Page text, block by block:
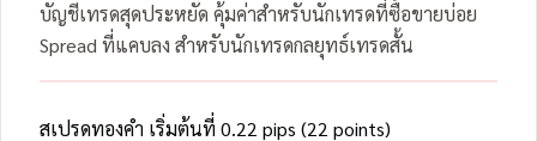
บัญชีเทรดสุดประหยัด คุ้มค่าสำหรับนักเทรดที่ซื้อขายบ่อย
Spread ที่แคบลง สำหรับนักเทรดกลยุทธ์เทรดสั้น
สเปรดทองคำ เริ่มต้นที่ 0.22 pips (22 points)